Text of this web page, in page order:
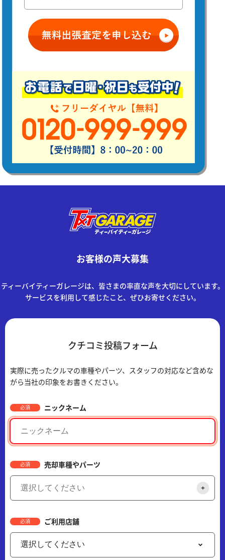
お客様の声大募集
ティーバイティーガレージは、皆さまの率直な声を大切にしています。
サービスを利用して感じたこと、ぜひお寄せください。
クチコミ投稿フォーム
実際に売ったクルマの車種やパーツ、スタッフの対応など含めな
がら当社の印象をお書きください。
必須 ニックネーム
必須 売却車種やパーツ
必須 ご利用店舗